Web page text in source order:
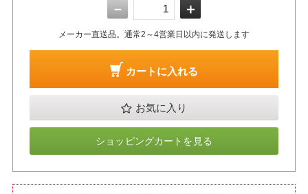
－ ＋
メーカー直送品。通常2～4営業日以内に発送します
カートに入れる
お気に入り
ショッピングカートを見る